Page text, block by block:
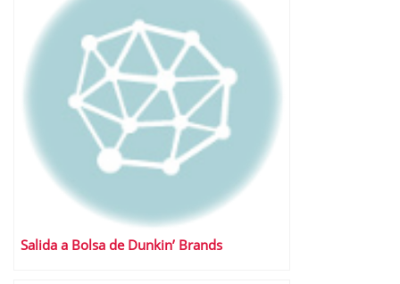
Salida a Bolsa de Dunkin’ Brands